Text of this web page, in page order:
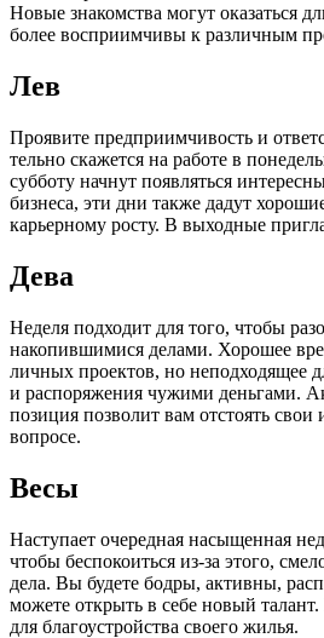
Новые знакомства могут оказаться
более восприимчивы к различным
Лев
Проявите предприимчивость и
тельно скажется на работе в
суб­боту начнут появляться
биз­неса, эти дни также дадут
карьерному росту. В выходные
Дева
Неделя подходит для того, чтобы
накопившимися делами. Хорошее
лич­ных проектов, но неподходящее
и распоряжения чужими деньгами.
позиция позволит вам отстоять
вопросе.
Весы
Наступает очередная насыщенная
чтобы беспокоиться из-за этого,
дела. Вы будете бодры, активны,
можете открыть в себе новый
для благоустройства своего жилья.